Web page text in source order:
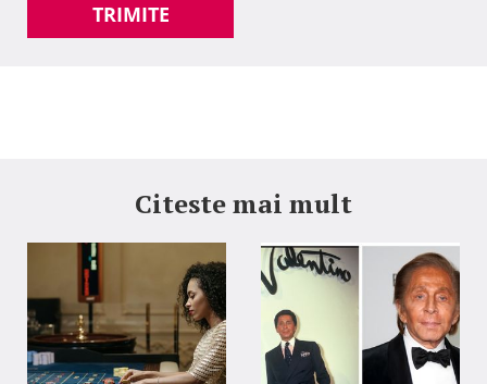
TRIMITE
Citeste mai mult